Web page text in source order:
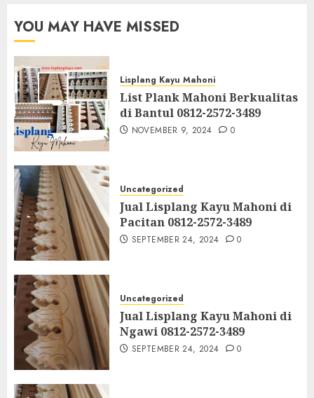
YOU MAY HAVE MISSED
Lisplang Kayu Mahoni
List Plank Mahoni Berkualitas
di Bantul 0812-2572-3489
NOVEMBER 9, 2024 0
Uncategorized
Jual Lisplang Kayu Mahoni di
Pacitan 0812-2572-3489
SEPTEMBER 24, 2024 0
Uncategorized
Jual Lisplang Kayu Mahoni di
Ngawi 0812-2572-3489
SEPTEMBER 24, 2024 0